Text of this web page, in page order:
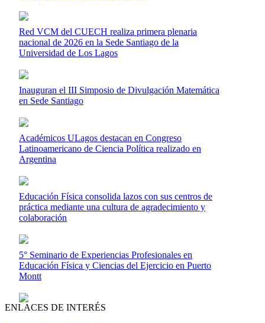
Red VCM del CUECH realiza primera plenaria
nacional de 2026 en la Sede Santiago de la
Universidad de Los Lagos
Inauguran el III Simposio de Divulgación Matemática
en Sede Santiago
Académicos ULagos destacan en Congreso
Latinoamericano de Ciencia Política realizado en
Argentina
Educación Física consolida lazos con sus centros de
práctica mediante una cultura de agradecimiento y
colaboración
5° Seminario de Experiencias Profesionales en
Educación Física y Ciencias del Ejercicio en Puerto
Montt
ENLACES DE INTERÉS